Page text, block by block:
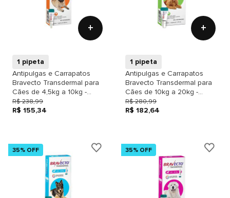
+
1 pipeta
Antipulgas e Carrapatos
Bravecto Transdermal para
Cães de 4,5kg a 10kg -
250mg
R$ 238,99
R$ 155,34
+
1 pipeta
Antipulgas e Carrapatos
Bravecto Transdermal para
Cães de 10kg a 20kg -
500mg
R$ 280,99
R$ 182,64
35% OFF 35% OFF